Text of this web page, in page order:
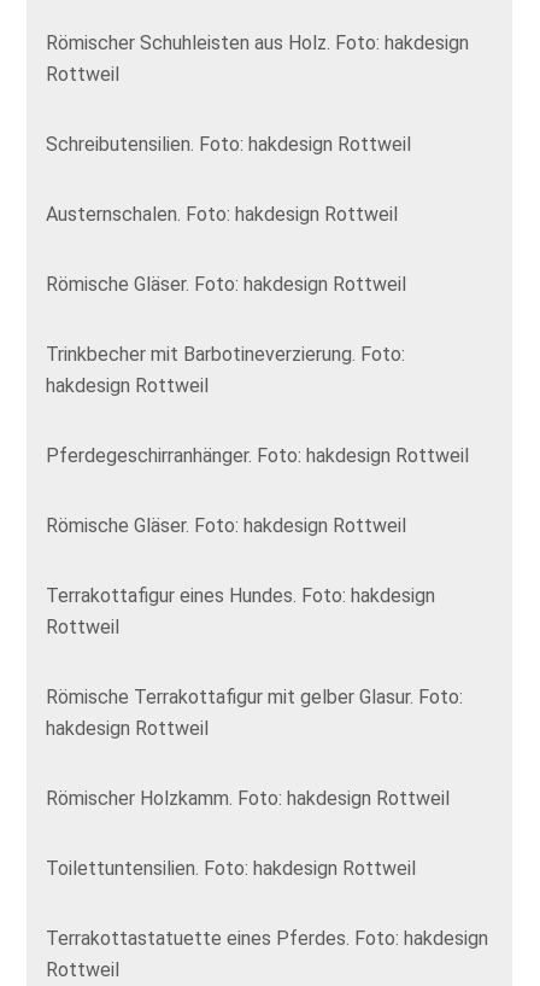
Römischer Schuhleisten aus Holz. Foto: hakdesign
Rottweil
Schreibutensilien. Foto: hakdesign Rottweil
Austernschalen. Foto: hakdesign Rottweil
Römische Gläser. Foto: hakdesign Rottweil
Trinkbecher mit Barbotineverzierung. Foto:
hakdesign Rottweil
Pferdegeschirranhänger. Foto: hakdesign Rottweil
Römische Gläser. Foto: hakdesign Rottweil
Terrakottafigur eines Hundes. Foto: hakdesign
Rottweil
Römische Terrakottafigur mit gelber Glasur. Foto:
hakdesign Rottweil
Römischer Holzkamm. Foto: hakdesign Rottweil
Toilettuntensilien. Foto: hakdesign Rottweil
Terrakottastatuette eines Pferdes. Foto: hakdesign
Rottweil